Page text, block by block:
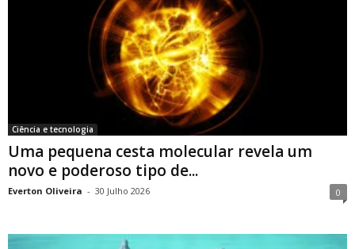
Ciência e tecnologia
Uma pequena cesta molecular revela um
novo e poderoso tipo de...
Everton Oliveira - 30 Julho 2026 0